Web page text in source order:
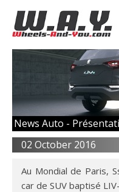
News Auto -
02 October 2016
Au Mondial de Paris,
car de SUV baptisé